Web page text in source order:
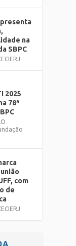
na
SBPC
2025
78ª
com
de